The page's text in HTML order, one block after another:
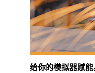
给你的模拟器赋